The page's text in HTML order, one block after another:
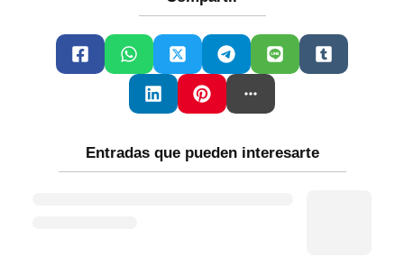
Entradas que pueden interesarte